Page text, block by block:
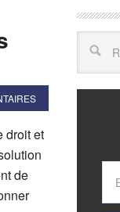
droit et
de